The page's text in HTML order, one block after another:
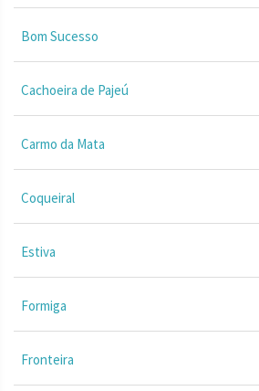
Bom Sucesso
Cachoeira de Pajeú
Carmo da Mata
Coqueiral
Estiva
Formiga
Fronteira